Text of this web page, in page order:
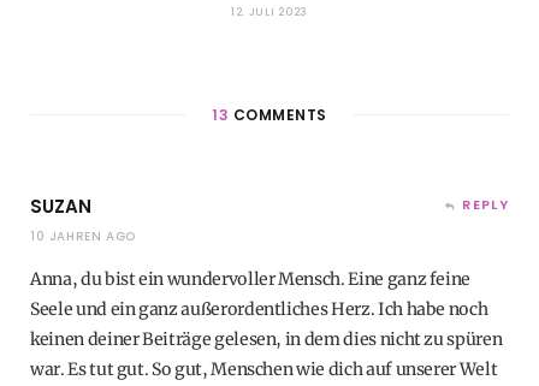
12. JULI 2023
13 COMMENTS
SUZAN
10 JAHREN AGO
REPLY
Anna, du bist ein wundervoller Mensch. Eine ganz feine
Seele und ein ganz außerordentliches Herz. Ich habe noch
keinen deiner Beiträge gelesen, in dem dies nicht zu spüren
war. Es tut gut. So gut, Menschen wie dich auf unserer Welt